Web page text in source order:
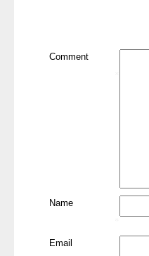
Comment
Name
Email